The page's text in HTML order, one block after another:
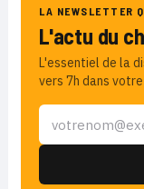
LA NEWSLETTER
L'actu du
L'essentiel de la
vers 7h dans